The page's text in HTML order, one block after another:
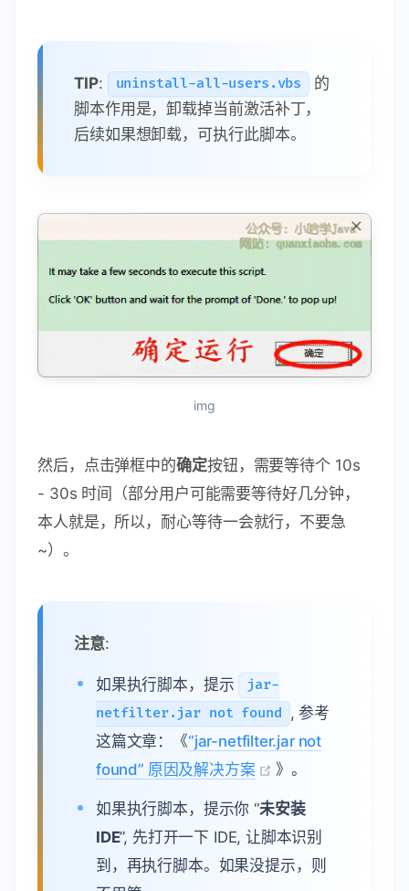
TIP: uninstall-all-users.vbs
的
脚本作用是，卸载掉当前激活补丁，
后续如果想卸载，可执行此脚本。
img
然后，点击弹框中的确定按钮，需要等待个 10s
- 30s 时间（部分用户可能需要等待好几分钟，
本人就是，所以，耐心等待一会就行，不要急
~）。
注意:
如果执行脚本，提示
jar-
netfilter.jar not found , 参考
这篇文章：《“jar-netfilter.jar not
found” 原因及解决方案
》。
如果执行脚本，提示你 “未安装
IDE”, 先打开一下 IDE, 让脚本识别
到，再执行脚本。如果没提示，则